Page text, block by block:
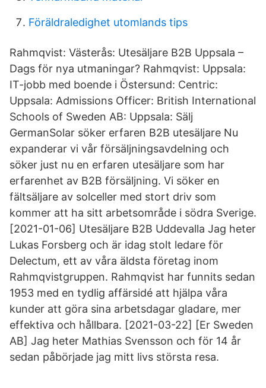
Föräldraledighet utomlands tips
Rahmqvist: Västerås: Utesäljare B2B Uppsala –
Dags för nya utmaningar? Rahmqvist: Uppsala:
IT-jobb med boende i Östersund: Centric:
Uppsala: Admissions Officer: British International
Schools of Sweden AB: Uppsala: Sälj
GermanSolar söker erfaren B2B utesäljare Nu
expanderar vi vår försäljningsavdelning och
söker just nu en erfaren utesäljare som har
erfarenhet av B2B försäljning. Vi söker en
fältsäljare av solceller med stort driv som
kommer att ha sitt arbetsområde i södra Sverige.
[2021-01-06] Utesäljare B2B Uddevalla Jag heter
Lukas Forsberg och är idag stolt ledare för
Delectum, ett av våra äldsta företag inom
Rahmqvistgruppen. Rahmqvist har funnits sedan
1953 med en tydlig affärsidé att hjälpa våra
kunder att göra sina arbetsdagar gladare, mer
effektiva och hållbara. [2021-03-22] [Er Sweden
AB] Jag heter Mathias Svensson och för 14 år
sedan påbörjade jag mitt livs största resa.